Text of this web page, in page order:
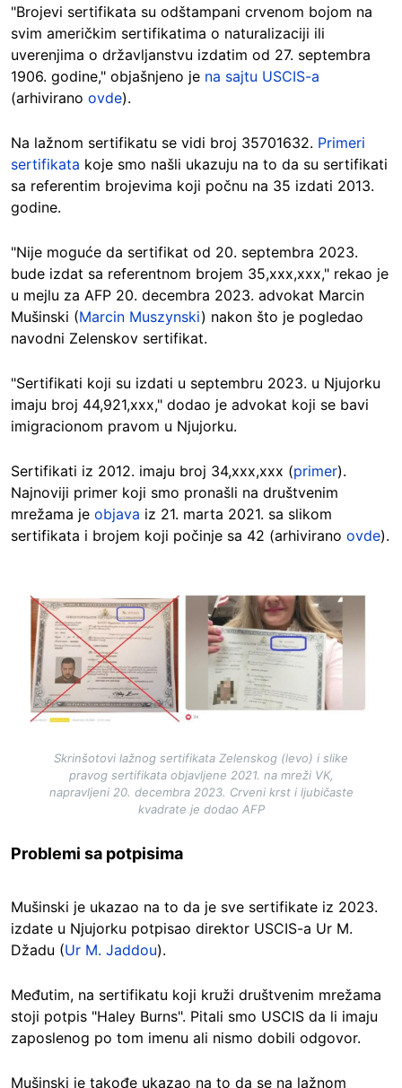
"Brojevi sertifikata su odštampani crvenom bojom na
svim američkim sertifikatima o naturalizaciji ili
uverenjima o državljanstvu izdatim od 27. septembra
1906. godine," objašnjeno je na sajtu USCIS-a
(arhivirano ovde).
Na lažnom sertifikatu se vidi broj 35701632. Primeri
sertifikata koje smo našli ukazuju na to da su sertifikati
sa referentim brojevima koji počnu na 35 izdati 2013.
godine.
"Nije moguće da sertifikat od 20. septembra 2023.
bude izdat sa referentnom brojem 35,xxx,xxx," rekao je
u mejlu za AFP 20. decembra 2023. advokat Marcin
Mušinski (Marcin Muszynski) nakon što je pogledao
navodni Zelenskov sertifikat.
"Sertifikati koji su izdati u septembru 2023. u Njujorku
imaju broj 44,921,xxx," dodao je advokat koji se bavi
imigracionom pravom u Njujorku.
Sertifikati iz 2012. imaju broj 34,xxx,xxx (primer).
Najnoviji primer koji smo pronašli na društvenim
mrežama je objava iz 21. marta 2021. sa slikom
sertifikata i brojem koji počinje sa 42 (arhivirano ovde).
Image
Skrinšotovi lažnog sertifikata Zelenskog (levo) i slike
pravog sertifikata objavljene 2021. na mreži VK,
napravljeni 20. decembra 2023. Crveni krst i ljubičaste
kvadrate je dodao AFP
Problemi sa potpisima
Mušinski je ukazao na to da je sve sertifikate iz 2023.
izdate u Njujorku potpisao direktor USCIS-a Ur M.
Džadu (Ur M. Jaddou).
Međutim, na sertifikatu koji kruži društvenim mrežama
stoji potpis "Haley Burns". Pitali smo USCIS da li imaju
zaposlenog po tom imenu ali nismo dobili odgovor.
Mušinski je takođe ukazao na to da se na lažnom